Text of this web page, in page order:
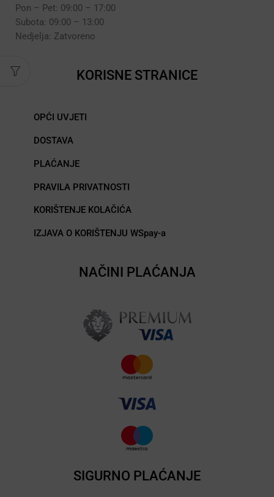
Pon – Pet: 09:00 – 17:00
Subota: 09:00 – 13:00
Nedjelja: Zatvoreno
KORISNE STRANICE
OPĆI UVJETI
DOSTAVA
PLAĆANJE
PRAVILA PRIVATNOSTI
KORIŠTENJE KOLAČIĆA
IZJAVA O KORIŠTENJU WSpay-a
NAČINI PLAĆANJA
SIGURNO PLAĆANJE